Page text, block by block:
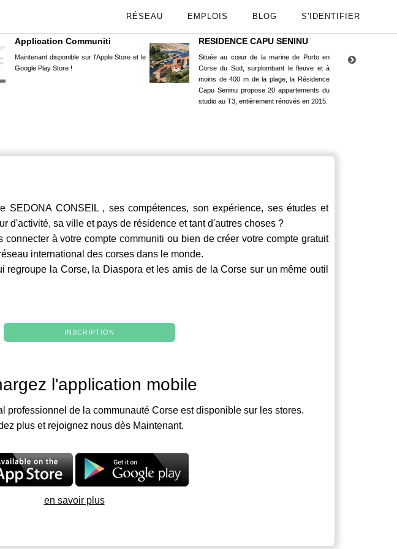
RÉSEAU EMPLOIS BLOG S'IDENTIFIER
Application Communiti
Maintenant disponible sur l'Apple Store et le
Google Play Store !
RESIDENCE CAPU SENINU
Située au cœur de la marine de Porto en
Corse du Sud, surplombant le fleuve et à
moins de 400 m de la plage, la Résidence
Capu Seninu propose 20 appartements du
studio au T3, entièrement rénovés en 2015.
SEDONA CONSEIL , ses compétences, son expérience, ses études et
d'activité, sa ville et pays de résidence et tant d'autres choses ?
connecter à votre comptecommuniti ou bien de créer votre compte gratuit
international des corses dans le monde.
regroupe la Corse, la Diaspora et les amis de la Corse sur un même outil
INSCRIPTION
l'application mobile
professionnel de la communauté Corse est disponible sur les stores.
plus et rejoignez nous dès Maintenant.
en savoir plus